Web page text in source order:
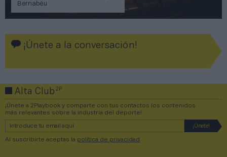
Bernabéu
¡Únete a la conversación!
Alta Club2P
¡Únete a 2Playbook y comparte con tus contactos los contenidos
más relevantes sobre la industria del deporte!
Al suscribirte aceptas la política de privacidad